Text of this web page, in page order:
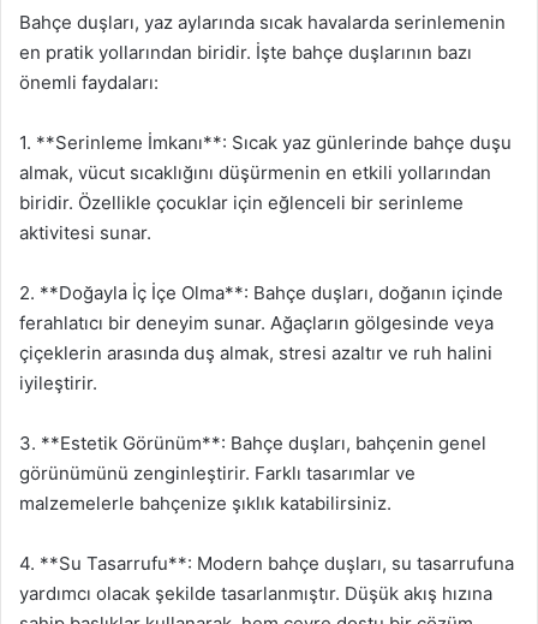
Bahçe duşları, yaz aylarında sıcak havalarda serinlemenin
en pratik yollarından biridir. İşte bahçe duşlarının bazı
önemli faydaları:
1. **Serinleme İmkanı**: Sıcak yaz günlerinde bahçe duşu
almak, vücut sıcaklığını düşürmenin en etkili yollarından
biridir. Özellikle çocuklar için eğlenceli bir serinleme
aktivitesi sunar.
2. **Doğayla İç İçe Olma**: Bahçe duşları, doğanın içinde
ferahlatıcı bir deneyim sunar. Ağaçların gölgesinde veya
çiçeklerin arasında duş almak, stresi azaltır ve ruh halini
iyileştirir.
3. **Estetik Görünüm**: Bahçe duşları, bahçenin genel
görünümünü zenginleştirir. Farklı tasarımlar ve
malzemelerle bahçenize şıklık katabilirsiniz.
4. **Su Tasarrufu**: Modern bahçe duşları, su tasarrufuna
yardımcı olacak şekilde tasarlanmıştır. Düşük akış hızına